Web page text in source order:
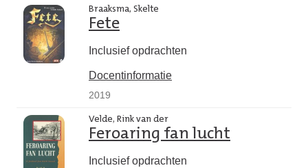
Braaksma, Skelte
Fete
Inclusief opdrachten
Docentinformatie
2019
Velde, Rink van der
Feroaring fan lucht
Inclusief opdrachten